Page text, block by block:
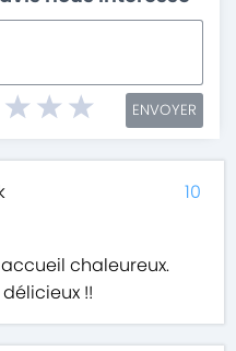
ENVOYER
chaleureux.
!!
10